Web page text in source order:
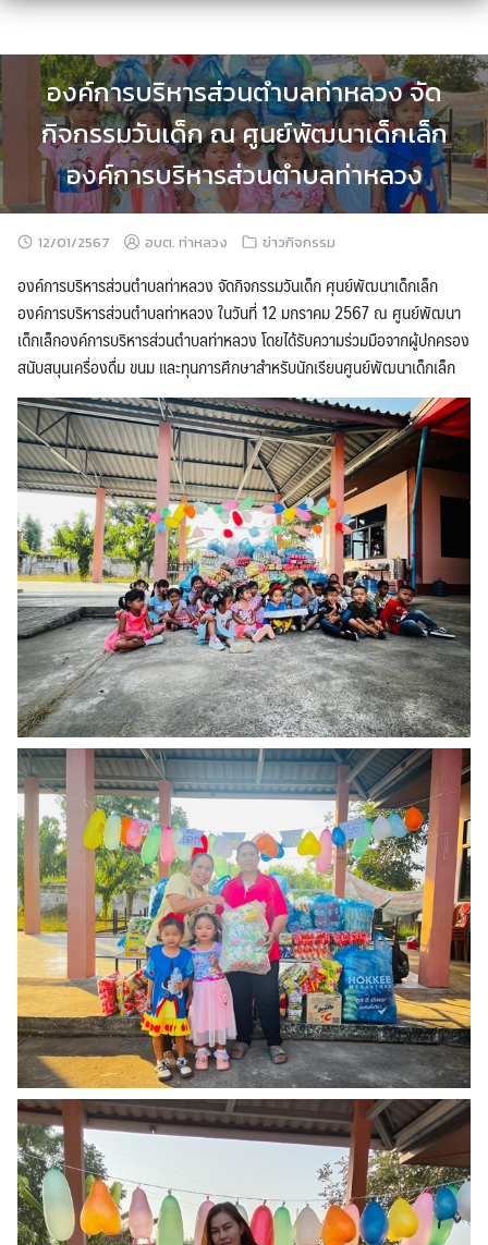
Skip
content
องค์การบริหารส่วนตำบลท่าหลวง จัด
กิจกรรมวันเด็ก ณ ศูนย์พัฒนาเด็กเล็ก
องค์การบริหารส่วนตำบลท่าหลวง
12/01/2567 อบต. ท่าหลวง ข่าวกิจกรรม
องค์การบริหารส่วนตำบลท่าหลวง จัดกิจกรรมวันเด็ก ศุนย์พัฒนาเด็กเล็ก
องค์การบริหารส่วนตำบลท่าหลวง ในวันที่ 12 มกราคม 2567 ณ ศูนย์พัฒนา
เด็กเล็กองค์การบริหารส่วนตำบลท่าหลวง โดยได้รับความร่วมมือจากผู้ปกครอง
สนับสนุนเครื่องดื่ม ขนม และทุนการศึกษาสำหรับนักเรียนศูนย์พัฒนาเด็กเล็ก